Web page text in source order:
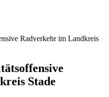
Radverkehr im Landkreis
Stade